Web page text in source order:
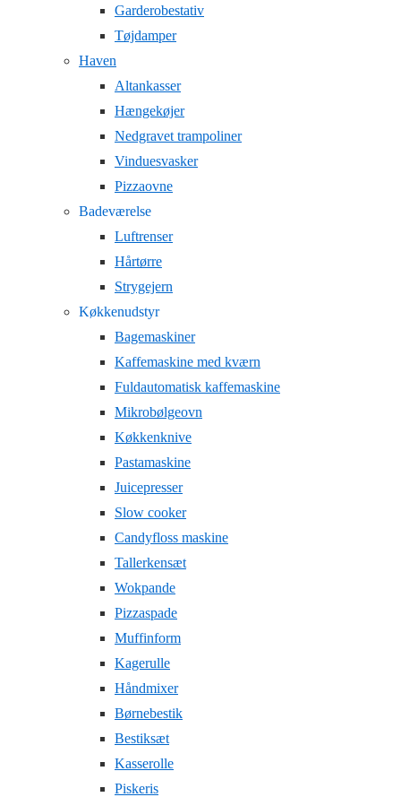
Garderobestativ
Tøjdamper
Haven
Altankasser
Hængekøjer
Nedgravet trampoliner
Vinduesvasker
Pizzaovne
Badeværelse
Luftrenser
Hårtørre
Strygejern
Køkkenudstyr
Bagemaskiner
Kaffemaskine med kværn
Fuldautomatisk kaffemaskine
Mikrobølgeovn
Køkkenknive
Pastamaskine
Juicepresser
Slow cooker
Candyfloss maskine
Tallerkensæt
Wokpande
Pizzaspade
Muffinform
Kagerulle
Håndmixer
Børnebestik
Bestiksæt
Kasserolle
Piskeris